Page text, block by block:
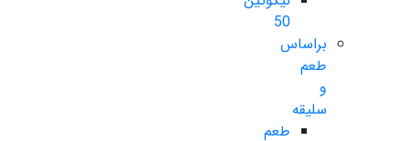
50
براساس
طعم
و
سلیقه
طعم